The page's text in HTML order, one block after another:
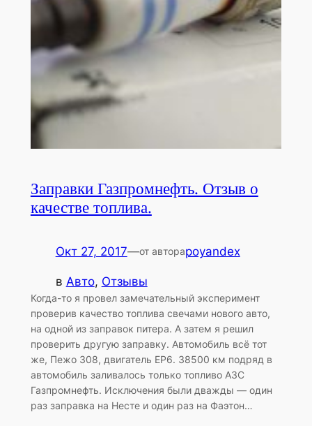
Заправки Газпромнефть. Отзыв о
качестве топлива.
Окт 27, 2017—от автораpoyandex
в Авто, Отзывы
Когда-то я провел замечательный эксперимент
проверив качество топлива свечами нового авто,
на одной из заправок питера. А затем я решил
проверить другую заправку. Автомобиль всё тот
же, Пежо 308, двигатель EP6. 38500 км подряд в
автомобиль заливалось только топливо АЗС
Газпромнефть. Исключения были дважды — один
раз заправка на Несте и один раз на Фаэтон…